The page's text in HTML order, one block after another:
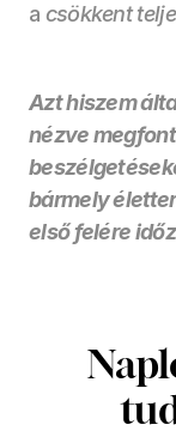
a csökkent
Azt hiszem
nézve
bármely
első felére